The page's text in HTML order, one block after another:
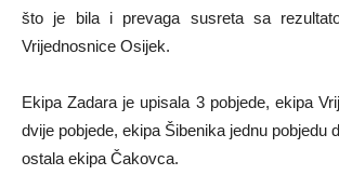
što je bila i prevaga susreta sa
Vrijednosnice Osijek.
Ekipa Zadara je upisala 3 pobjede, ekipa
dvije pobjede, ekipa Šibenika jednu pobjedu
ostala ekipa Čakovca.